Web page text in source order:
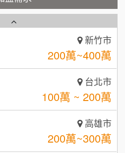
飯行家
200萬~400萬
台北市
100萬 ~ 200萬
高雄市
200萬~300萬
台北市
100萬~150萬
檯
人員(台中市)
療師